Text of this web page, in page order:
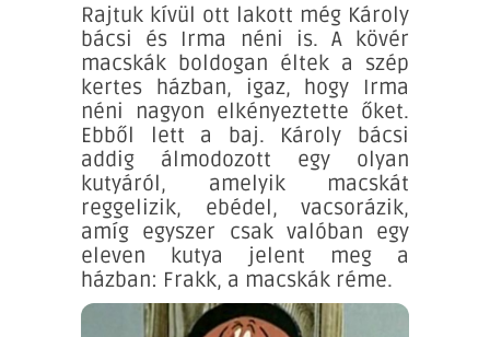
Rajtuk kívül ott lakott még Károly
bácsi és Irma néni is. A kövér
macskák boldogan éltek a szép
kertes házban, igaz, hogy Irma
néni nagyon elkényeztette őket.
Ebből lett a baj. Károly bácsi
addig álmodozott egy olyan
kutyáról, amelyik macskát
reggelizik, ebédel, vacsorázik,
amíg egyszer csak valóban egy
eleven kutya jelent meg a
házban: Frakk, a macskák réme.